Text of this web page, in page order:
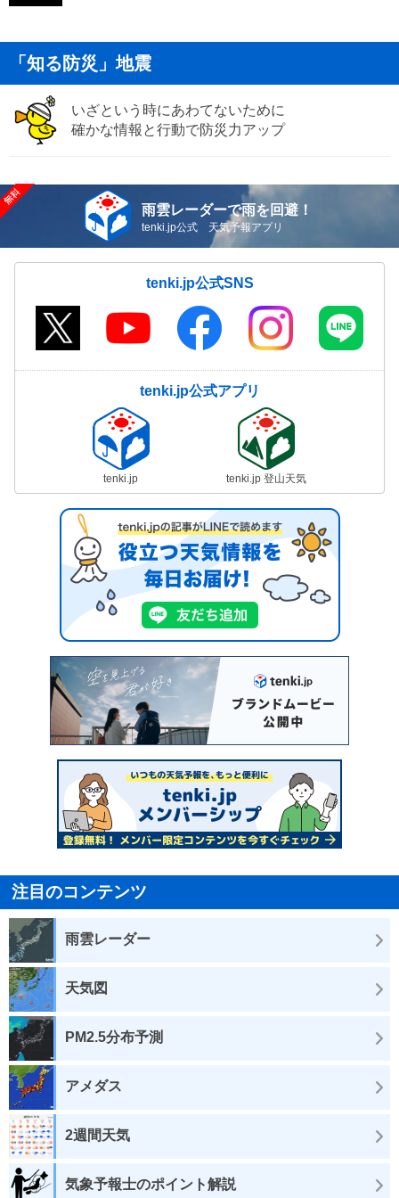
「知る防災」地震
いざという時にあわてないために
確かな情報と行動で防災力アップ
雨雲レーダーで雨を回避！
tenki.jp公式 天気予報アプリ
tenki.jp公式SNS
tenki.jp公式アプリ
tenki.jp tenki.jp 登山天気
注目のコンテンツ
雨雲レーダー
天気図
PM2.5分布予測
アメダス
2週間天気
気象予報士のポイント解説